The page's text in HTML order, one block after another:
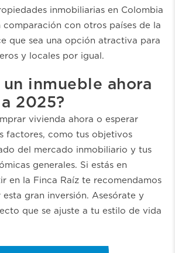
inmobiliarias en Colombia
con otros países de la
que sea una opción atractiva para
y locales por igual.
un inmueble ahora
2025?
vivienda ahora o esperar
factores, como tus objetivos
del mercado inmobiliario y tus
generales. Si estás en
en la Finca Raíz te recomendamos
esta gran inversión. Asesórate y
que se ajuste a tu estilo de vida